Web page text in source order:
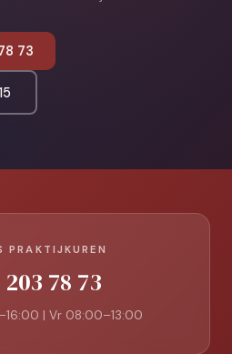
73
PRAKTIJKUREN
203 78 73
| Vr 08:00–13:00